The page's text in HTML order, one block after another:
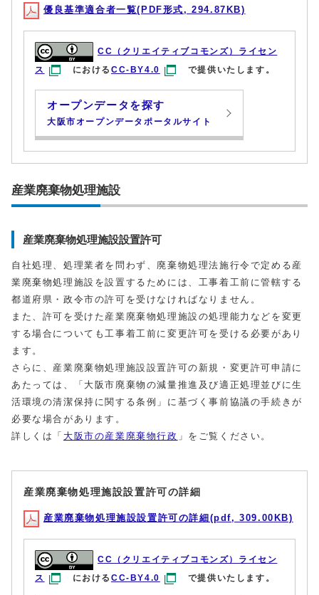
優良基準適合者一覧(PDF形式, 294.87KB)
CC（クリエイティブコモンズ）ライセン
ス
におけるCC-BY4.0 で提供いたします。
オープンデータを探す
大阪市オープンデータポータルサイト
産業廃棄物処理施設
産業廃棄物処理施設設置許可
自社処理、処理業者を問わず、廃棄物処理法施行令で定める産
業廃棄物処理施設を設置するためには、工事着工前に管轄する
都道府県・政令市の許可を受けなければなりません。
また、許可を受けた産業廃棄物処理施設の処理能力などを変更
する場合についても工事着工前に変更許可を受ける必要があり
ます。
さらに、産業廃棄物処理施設設置許可の新規・変更許可申請に
あたっては、「大阪市廃棄物の減量推進及び適正処理並びに生
活環境の清潔保持に関する条例」に基づく事前協議の手続きが
必要な場合があります。
詳しくは「 大阪市の産業廃棄物行政 」をご覧ください。
産業廃棄物処理施設設置許可の詳細
産業廃棄物処理施設設置許可の詳細(pdf, 309.00KB)
CC（クリエイティブコモンズ）ライセン
ス
におけるCC-BY4.0 で提供いたします。